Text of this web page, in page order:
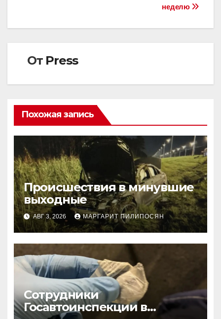
неделю
От Press
Похожая запись
Происшествия в минувшие
выходные
АВГ 3, 2026 МАРГАРИТ ПИЛИПОСЯН
Сотрудники
Госавтоинспекции в